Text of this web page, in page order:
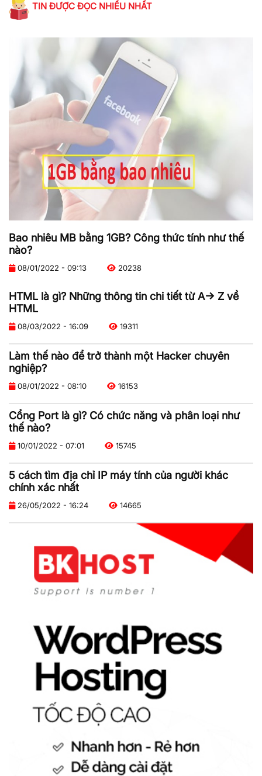
TIN ĐƯỢC ĐỌC NHIỀU NHẤT
Bao nhiêu MB bằng 1GB? Công thức tính như thế
nào?
08/01/2022 - 09:13 20238
HTML là gì? Những thông tin chi tiết từ A-> Z về
HTML
08/03/2022 - 16:09 19311
Làm thế nào để trở thành một Hacker chuyên
nghiệp?
08/01/2022 - 08:10 16153
Cổng Port là gì? Có chức năng và phân loại như
thế nào?
10/01/2022 - 07:01 15745
5 cách tìm địa chỉ IP máy tính của người khác
chính xác nhất
26/05/2022 - 16:24 14665